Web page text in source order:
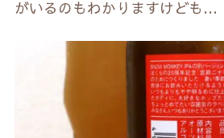
がいるのもわかりますけども…